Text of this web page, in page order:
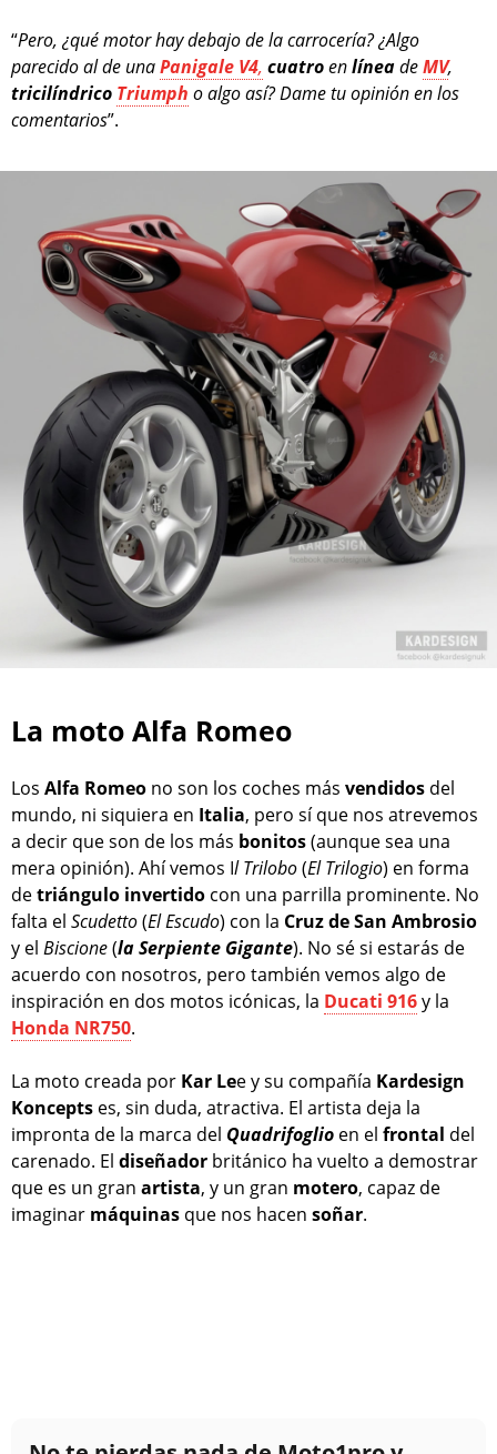
“Pero, ¿qué motor hay debajo de la carrocería? ¿Algo
parecido al de unaPanigale V4, cuatroenlíneadeMV,
tricilíndrico Triumph o algo así? Dame tu opinión en los
comentarios”.
La moto Alfa Romeo
Los Alfa Romeo no son los coches más vendidos del
mundo, ni siquiera en Italia, pero sí que nos atrevemos
a decir que son de los más bonitos(aunque sea una
mera opinión). Ahí vemos Il Trilobo(El Trilogio) en forma
detriángulo invertido con una parrilla prominente. No
falta el Scudetto(El Escudo) con la Cruz de San Ambrosio
y el Biscione(la Serpiente Gigante). No sé si estarás de
acuerdo con nosotros, pero también vemos algo de
inspiración en dos motos icónicas, la Ducati 916y la
Honda NR750.
La moto creada por Kar Lee y su compañía Kardesign
Koncepts es, sin duda, atractiva. El artista deja la
impronta de la marca del Quadrifoglio en el frontal del
carenado. El diseñador británico ha vuelto a demostrar
que es un gran artista, y un gran motero, capaz de
imaginar máquinas que nos hacen soñar.